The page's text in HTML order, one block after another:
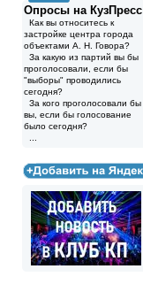
Опросы на КузПресс
Как вы относитесь к
застройке центра города
объектами А. Н. Говора?
За какую из партий вы бы
проголосовали, если бы
"выборы" проводились
сегодня?
За кого проголосовали бы
вы, если бы голосование
было сегодня?